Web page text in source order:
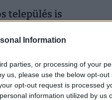
Information
parties, or processing of your
us, please use the below opt-out
opt-out request is processed
information utilized by us
település is
2016
2017
14.161 14.274